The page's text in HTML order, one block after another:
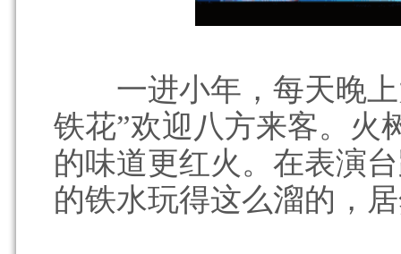
一进小年，每天晚上
铁花”欢迎八方来客。火
的味道更红火。在表演
的铁水玩得这么溜的，